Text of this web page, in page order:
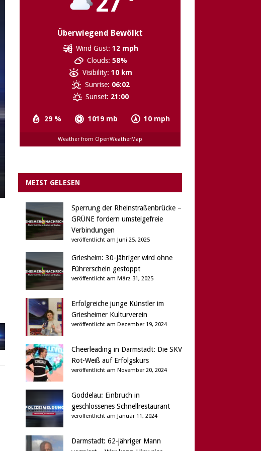
Überwiegend Bewölkt
29 % 1019 mb 10 mph
Wind Gust: 12 mph
Clouds: 58%
Visibility: 10 km
Sunrise: 06:02
Sunset: 21:00
Weather from OpenWeatherMap
MEIST GELESEN
Sperrung der Rheinstraßenbrücke –
GRÜNE fordern umsteigefreie
Verbindungen
veröffentlicht am Juni 25, 2025
Griesheim: 30-Jähriger wird ohne
Führerschein gestoppt
veröffentlicht am März 31, 2025
Erfolgreiche junge Künstler im
Griesheimer Kulturverein
veröffentlicht am Dezember 19, 2024
Cheerleading in Darmstadt: Die SKV
Rot-Weiß auf Erfolgskurs
veröffentlicht am November 20, 2024
Goddelau: Einbruch in
geschlossenes Schnellrestaurant
veröffentlicht am Januar 11, 2024
Darmstadt: 62-jähriger Mann